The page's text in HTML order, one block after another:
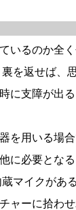
いるのか全く
を返せば、
に支障が出
を用いる場
に必要とな
マイクがあ
ャーに拾わ